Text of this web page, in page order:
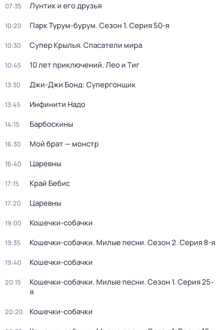
07:35 Лунтик и его друзья
10:20 Парк Турум-бурум. Сезон 1. Серия 50-я
10:30 Супер Крылья. Спасатели мира
10:45 10 лет приключений. Лео и Тиг
13:30 Джи-Джи Бонд: Супергонщик
13:45 Инфинити Надо
14:15 Барбоскины
16:30 Мой брат — монстр
16:40 Царевны
17:15 Край Бебис
17:20 Царевны
19:00 Кошечки-собачки
19:35 Кошечки-собачки. Милые песни. Сезон 2. Серия 8-я
19:40 Кошечки-собачки
20:15 Кошечки-собачки. Милые песни. Сезон 1. Серия 25-
я
20:20 Кошечки-собачки